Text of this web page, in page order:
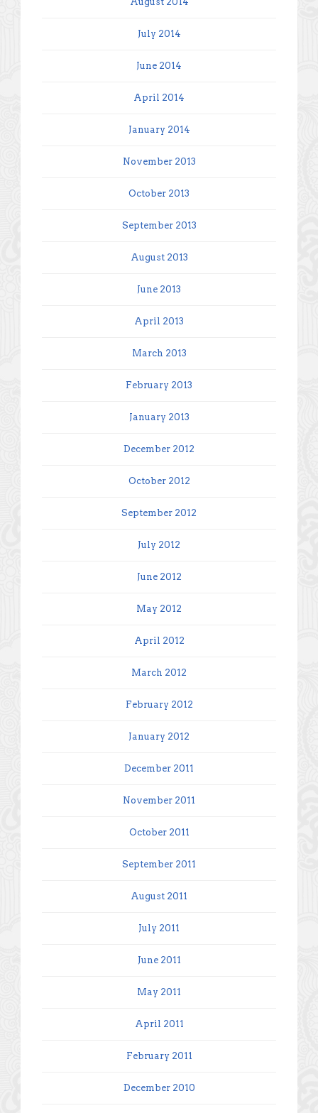
July 2014
June 2014
April 2014
January 2014
November 2013
October 2013
September 2013
August 2013
June 2013
April 2013
March 2013
February 2013
January 2013
December 2012
October 2012
September 2012
July 2012
June 2012
May 2012
April 2012
March 2012
February 2012
January 2012
December 2011
November 2011
October 2011
September 2011
August 2011
July 2011
June 2011
May 2011
April 2011
February 2011
December 2010